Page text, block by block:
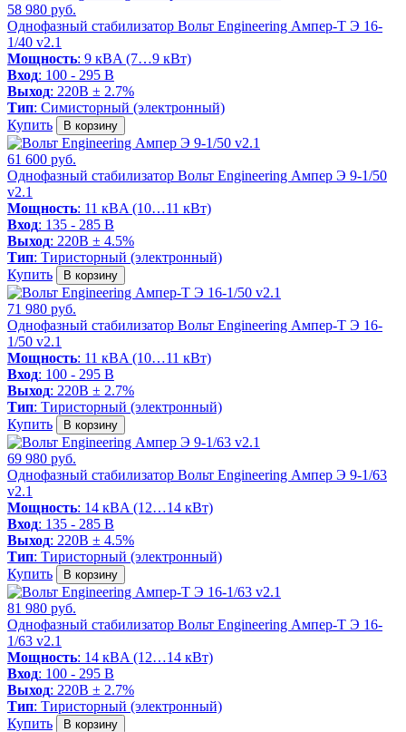
58 980 руб.
Однофазный стабилизатор Вольт Engineering Ампер-Т Э 16-
1/40 v2.1
Мощность: 9 кВA (7…9 кВт)
Вход: 100 - 295 В
Выход: 220В ± 2.7%
Тип: Симисторный (электронный)
Купить
В корзину
61 600 руб.
Однофазный стабилизатор Вольт Engineering Ампер Э 9-1/50
v2.1
Мощность: 11 кВA (10…11 кВт)
Вход: 135 - 285 В
Выход: 220В ± 4.5%
Тип: Тиристорный (электронный)
Купить
В корзину
71 980 руб.
Однофазный стабилизатор Вольт Engineering Ампер-Т Э 16-
1/50 v2.1
Мощность: 11 кВA (10…11 кВт)
Вход: 100 - 295 В
Выход: 220В ± 2.7%
Тип: Тиристорный (электронный)
Купить
В корзину
69 980 руб.
Однофазный стабилизатор Вольт Engineering Ампер Э 9-1/63
v2.1
Мощность: 14 кВA (12…14 кВт)
Вход: 135 - 285 В
Выход: 220В ± 4.5%
Тип: Тиристорный (электронный)
Купить
В корзину
81 980 руб.
Однофазный стабилизатор Вольт Engineering Ампер-Т Э 16-
1/63 v2.1
Мощность: 14 кВA (12…14 кВт)
Вход: 100 - 295 В
Выход: 220В ± 2.7%
Тип: Тиристорный (электронный)
Купить
В корзину